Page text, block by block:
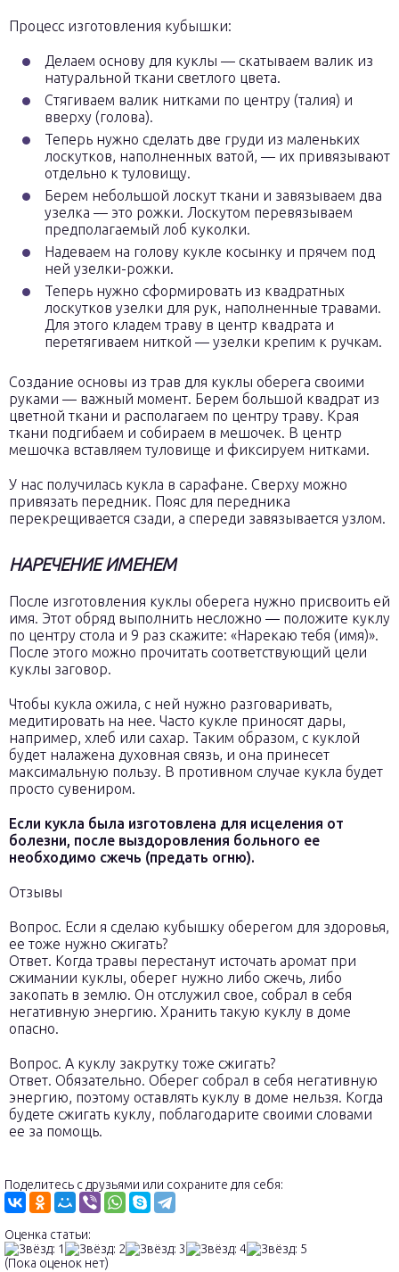
Процесс изготовления кубышки:
Делаем основу для куклы — скатываем валик из
натуральной ткани светлого цвета.
Стягиваем валик нитками по центру (талия) и
вверху (голова).
Теперь нужно сделать две груди из маленьких
лоскутков, наполненных ватой, — их привязывают
отдельно к туловищу.
Берем небольшой лоскут ткани и завязываем два
узелка — это рожки. Лоскутом перевязываем
предполагаемый лоб куколки.
Надеваем на голову кукле косынку и прячем под
ней узелки-рожки.
Теперь нужно сформировать из квадратных
лоскутков узелки для рук, наполненные травами.
Для этого кладем траву в центр квадрата и
перетягиваем ниткой — узелки крепим к ручкам.
Создание основы из трав для куклы оберега своими
руками — важный момент. Берем большой квадрат из
цветной ткани и располагаем по центру траву. Края
ткани подгибаем и собираем в мешочек. В центр
мешочка вставляем туловище и фиксируем нитками.
У нас получилась кукла в сарафане. Сверху можно
привязать передник. Пояс для передника
перекрещивается сзади, а спереди завязывается узлом.
НАРЕЧЕНИЕ ИМЕНЕМ
После изготовления куклы оберега нужно присвоить ей
имя. Этот обряд выполнить несложно — положите куклу
по центру стола и 9 раз скажите: «Нарекаю тебя (имя)».
После этого можно прочитать соответствующий цели
куклы заговор.
Чтобы кукла ожила, с ней нужно разговаривать,
медитировать на нее. Часто кукле приносят дары,
например, хлеб или сахар. Таким образом, с куклой
будет налажена духовная связь, и она принесет
максимальную пользу. В противном случае кукла будет
просто сувениром.
Если кукла была изготовлена для исцеления от
болезни, после выздоровления больного ее
необходимо сжечь (предать огню).
Отзывы
Вопрос. Если я сделаю кубышку оберегом для здоровья,
ее тоже нужно сжигать?
Ответ. Когда травы перестанут источать аромат при
сжимании куклы, оберег нужно либо сжечь, либо
закопать в землю. Он отслужил свое, собрал в себя
негативную энергию. Хранить такую куклу в доме
опасно.
Вопрос. А куклу закрутку тоже сжигать?
Ответ. Обязательно. Оберег собрал в себя негативную
энергию, поэтому оставлять куклу в доме нельзя. Когда
будете сжигать куклу, поблагодарите своими словами
ее за помощь.
Поделитесь с друзьями или сохраните для себя:
Оценка статьи:
(Пока оценок нет)